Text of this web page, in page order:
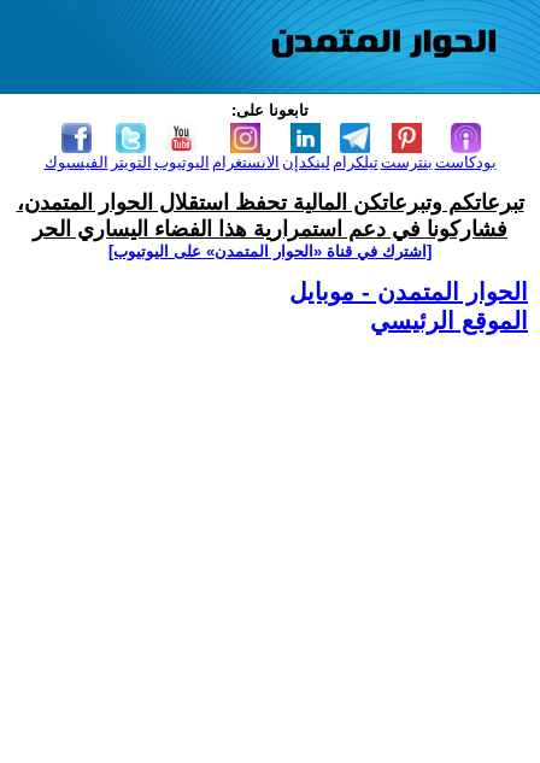
تابعونا على:
الفيسبوك التويتر اليوتيوب الانستغرام لينكدإن تيلكرامبنترست بودكاست
تبرعاتكم وتبرعاتكن المالية تحفظ استقلال الحوار المتمدن،
فشاركونا في دعم استمرارية هذا الفضاء اليساري الحر
[اشترك في قناة ‫«الحوار المتمدن» على اليوتيوب]
الحوار المتمدن - موبايل
الموقع الرئيسي